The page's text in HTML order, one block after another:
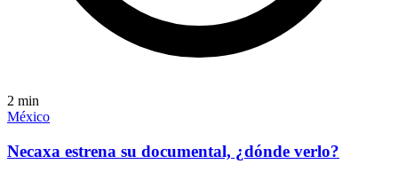
2 min
México
Necaxa estrena su documental, ¿dónde verlo?